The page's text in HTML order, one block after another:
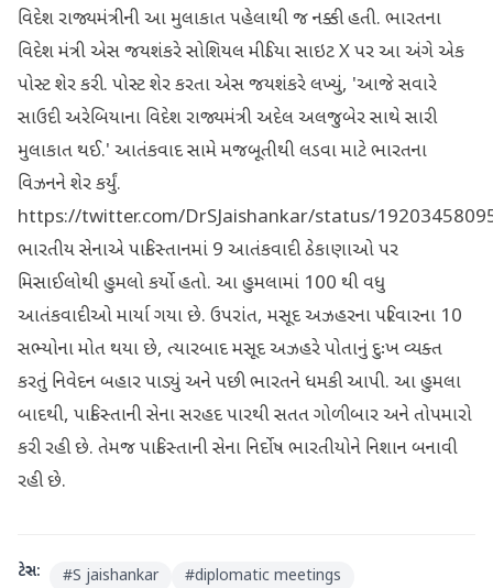
વિદેશ રાજ્યમંત્રીની આ મુલાકાત પહેલાથી જ નક્કી હતી. ભારતના
વિદેશ મંત્રી એસ જયશંકરે સોશિયલ મીડિયા સાઇટ X પર આ અંગે એક
પોસ્ટ શેર કરી. પોસ્ટ શેર કરતા એસ જયશંકરે લખ્યું, 'આજે સવારે
સાઉદી અરેબિયાના વિદેશ રાજ્યમંત્રી અદેલ અલજુબેર સાથે સારી
મુલાકાત થઈ.' આતંકવાદ સામે મજબૂતીથી લડવા માટે ભારતના
વિઝનને શેર કર્યું.
https://twitter.com/DrSJaishankar/status/
ભારતીય સેનાએ પાકિસ્તાનમાં 9 આતંકવાદી ઠેકાણાઓ પર
મિસાઈલોથી હુમલો કર્યો હતો. આ હુમલામાં 100 થી વધુ
આતંકવાદીઓ માર્યા ગયા છે. ઉપરાંત, મસૂદ અઝહરના પરિવારના 10
સભ્યોના મોત થયા છે, ત્યારબાદ મસૂદ અઝહરે પોતાનું દુઃખ વ્યક્ત
કરતું નિવેદન બહાર પાડ્યું અને પછી ભારતને ધમકી આપી. આ હુમલા
બાદથી, પાકિસ્તાની સેના સરહદ પારથી સતત ગોળીબાર અને તોપમારો
કરી રહી છે. તેમજ પાકિસ્તાની સેના નિર્દોષ ભારતીયોને નિશાન બનાવી
રહી છે.
ટેગ્સ: #S jaishankar #diplomatic meetings